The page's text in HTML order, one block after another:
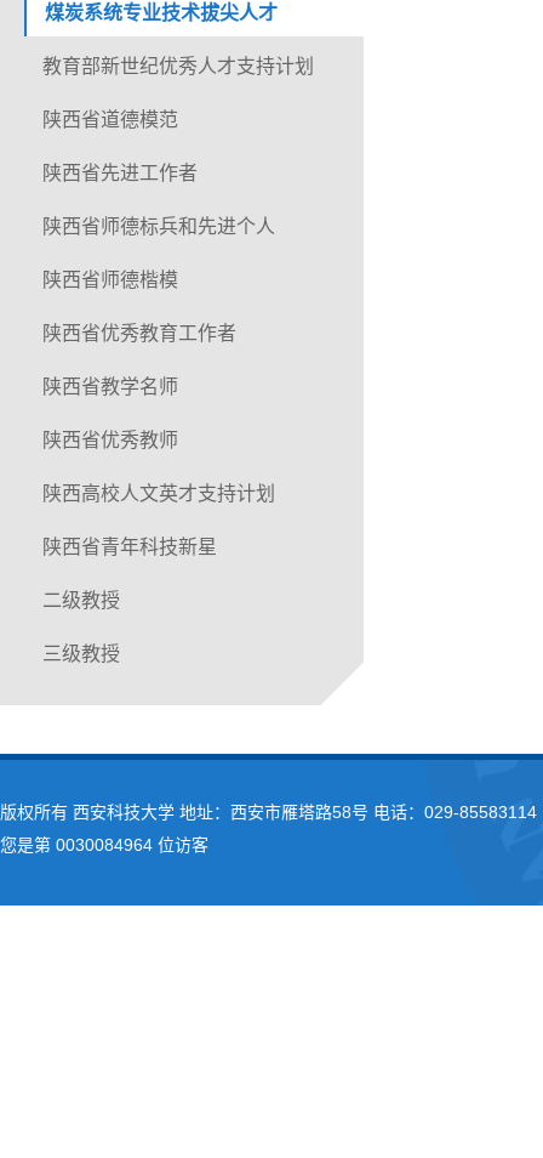
煤炭系统专业技术拔尖人才
教育部新世纪优秀人才支持计划
陕西省道德模范
陕西省先进工作者
陕西省师德标兵和先进个人
陕西省师德楷模
陕西省优秀教育工作者
陕西省教学名师
陕西省优秀教师
陕西高校人文英才支持计划
陕西省青年科技新星
二级教授
三级教授
版权所有 西安科技大学 地址：西安市雁塔路58号 电话：029-
您是第 0030084964 位访客